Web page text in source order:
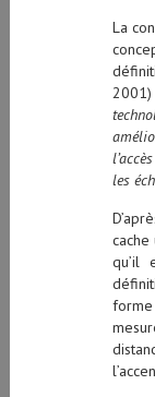
La
2001)
les
qu’il